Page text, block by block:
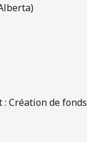
: Création de fonds